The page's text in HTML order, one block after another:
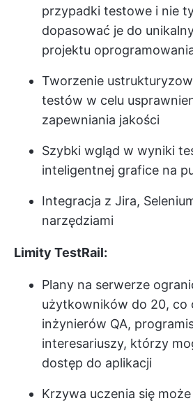
przypadki testowe i nie
dopasować je do
projektu
Tworzenie
testów w celu
zapewniania jakości
Szybki wgląd w wyniki
inteligentnej grafice na
Integracja z Jira,
narzędziami
Limity TestRail:
Plany na serwerze
użytkowników do 20, co
inżynierów QA,
interesariuszy, którzy
dostęp do aplikacji
Krzywa uczenia się